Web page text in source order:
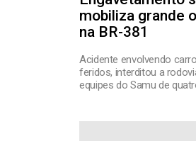
mobiliza grande
na BR-381
Acidente envolvendo
feridos, interditou a
equipes do Samu de